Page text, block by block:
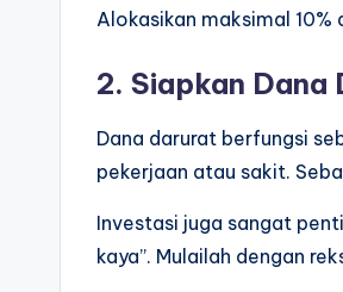
Alokasikan maksimal 10%
2. Siapkan Dana
Dana darurat berfungsi
pekerjaan atau sakit.
Investasi juga sangat
kaya”. Mulailah dengan